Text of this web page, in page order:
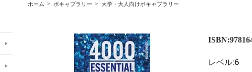
ホーム > ボキャブラリー > 大学・大人向けボキャブラリー
レベル:6